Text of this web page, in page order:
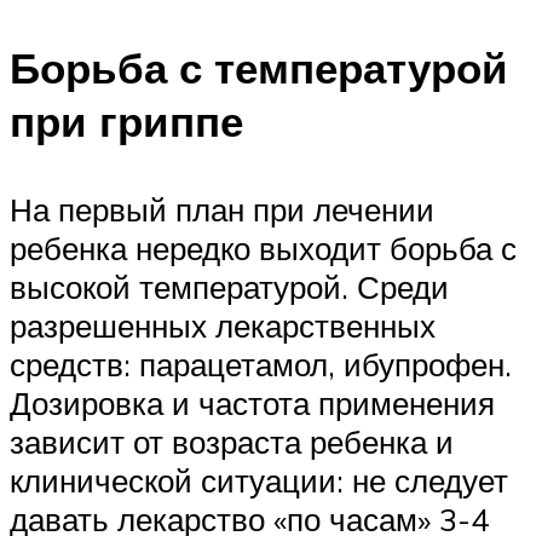
Борьба с температурой
при гриппе
На первый план при лечении
ребенка нередко выходит борьба с
высокой температурой. Среди
разрешенных лекарственных
средств: парацетамол, ибупрофен.
Дозировка и частота применения
зависит от возраста ребенка и
клинической ситуации: не следует
давать лекарство «по часам» 3-4